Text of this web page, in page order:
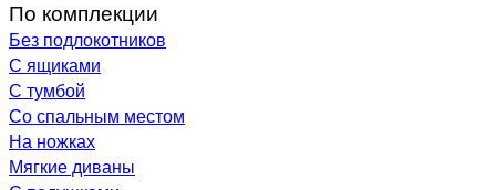
По комплекции
Без подлокотников
С ящиками
С тумбой
Со спальным местом
На ножках
Мягкие диваны